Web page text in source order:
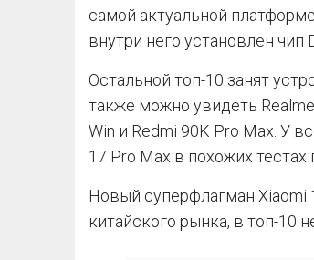
самой актуальной
внутри него установлен
Остальной топ-10 занят
также можно увидеть Realme
Win и Redmi 90K Pro Maх. У
17 Pro Max в похожих тестах
Новый суперфлагман Xiaomi
китайского рынка, в топ-10